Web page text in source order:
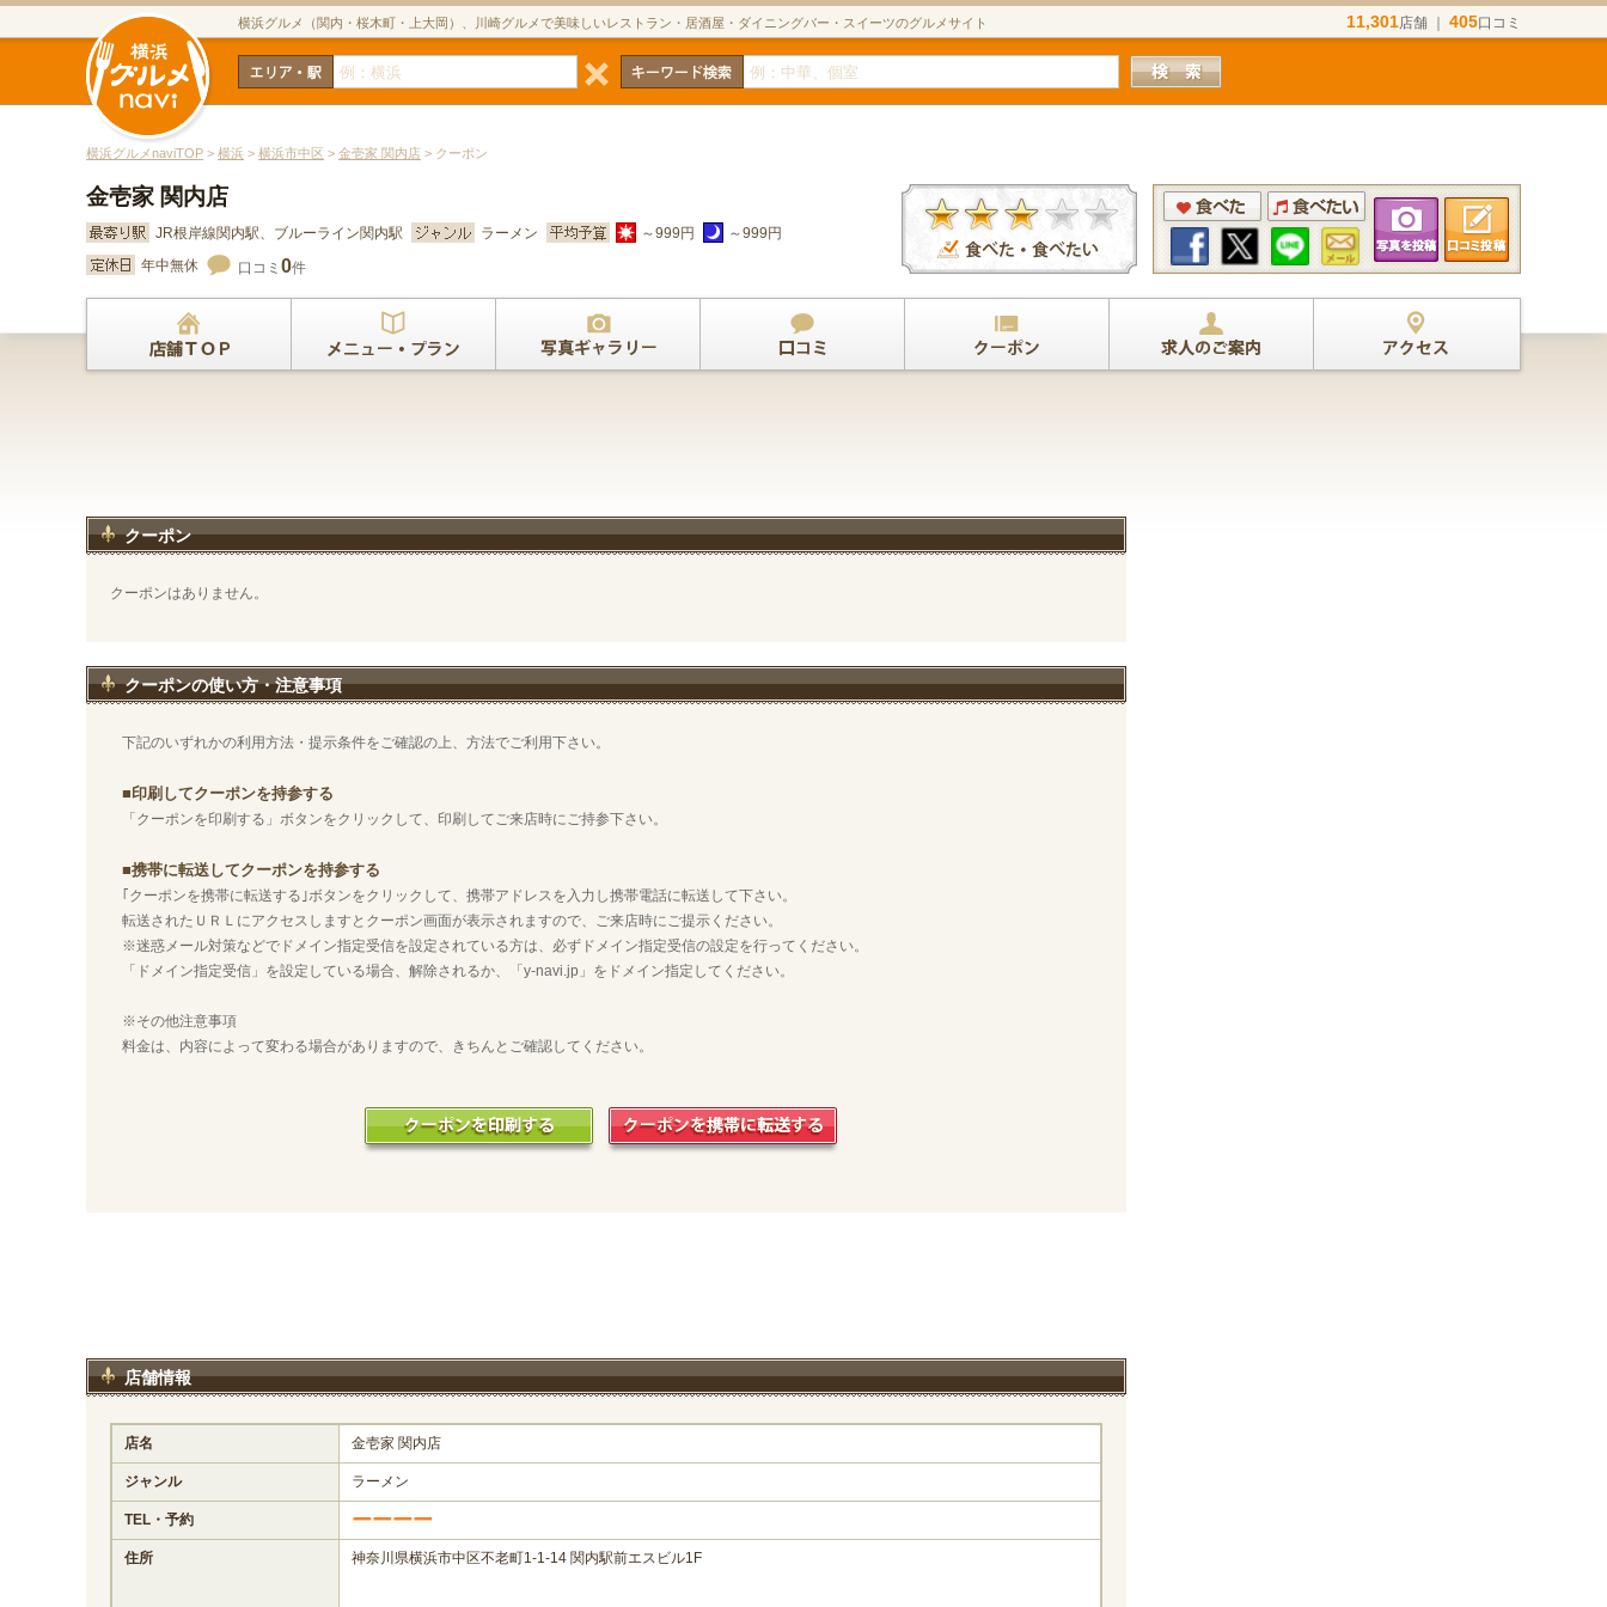
11,301店舗 ｜ 405口コミ
横浜グルメ（関内・桜木町・上大岡）、川崎グルメで美味しいレストラン・居酒屋・ダイニングバー・スイーツのグルメサイト
横浜グルメnaviTOP > 横浜 > 横浜市中区 > 金壱家 関内店 > クーポン
金壱家 関内店
JR根岸線関内駅、ブルーライン関内駅 ラーメン ～999円
～999円
年中無休
口コミ 0件
クーポン
クーポンはありません。
クーポンの使い方・注意事項
下記のいずれかの利用方法・提示条件をご確認の上、方法でご利用下さい。
■印刷してクーポンを持参する
「クーポンを印刷する」ボタンをクリックして、印刷してご来店時にご持参下さい。
■携帯に転送してクーポンを持参する
｢クーポンを携帯に転送する｣ボタンをクリックして、携帯アドレスを入力し携帯電話に転送して下さい。
転送されたＵＲＬにアクセスしますとクーポン画面が表示されますので、ご来店時にご提示ください。
※迷惑メール対策などでドメイン指定受信を設定されている方は、必ずドメイン指定受信の設定を行ってください。
「ドメイン指定受信」を設定している場合、解除されるか、「y-navi.jp」をドメイン指定してください。
※その他注意事項
料金は、内容によって変わる場合がありますので、きちんとご確認してください。
店舗情報
店名 金壱家 関内店
ジャンル ラーメン
TEL・予約 ーーーー
住所 神奈川県横浜市中区不老町1-1-14 関内駅前エスビル1F